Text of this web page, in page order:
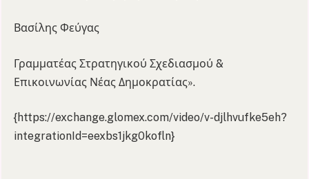
Βασίλης Φεύγας
Γραμματέας Στρατηγικού Σχεδιασμού &
Επικοινωνίας Νέας Δημοκρατίας».
{https://exchange.glomex.com/video/v-djlhvufke5eh?
integrationId=eexbs1jkg0kofln}